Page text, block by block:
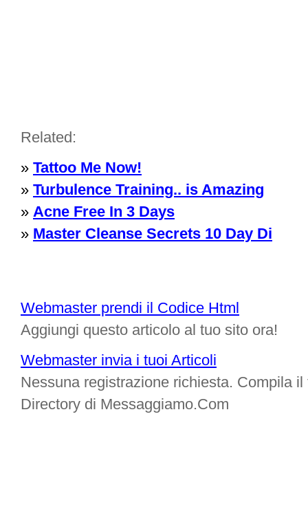
Related:
» Tattoo Me Now!
» Turbulence Training.. is Amazing
» Acne Free In 3 Days
» Master Cleanse Secrets 10 Day Di
Webmaster prendi il Codice Html
Aggiungi questo articolo al tuo sito ora!
Webmaster invia i tuoi Articoli
Nessuna registrazione richiesta. Compila
Directory di Messaggiamo.Com